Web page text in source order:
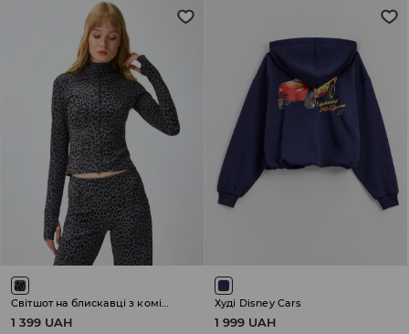
1 399 UAH
Худі Disney Cars
1 999 UAH